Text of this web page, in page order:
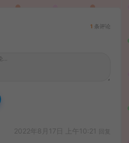
1 条评论
2022年8月17日 上午10:21